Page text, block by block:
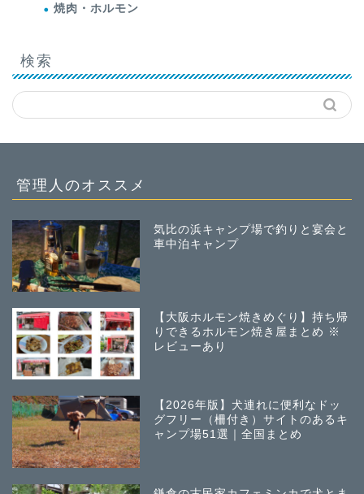
焼肉・ホルモン
検索
管理人のオススメ
気比の浜キャンプ場で釣りと宴会と
車中泊キャンプ
【大阪ホルモン焼きめぐり】持ち帰
りできるホルモン焼き屋まとめ ※
レビューあり
【2026年版】犬連れに便利なドッ
グフリー（柵付き）サイトのあるキ
ャンプ場51選｜全国まとめ